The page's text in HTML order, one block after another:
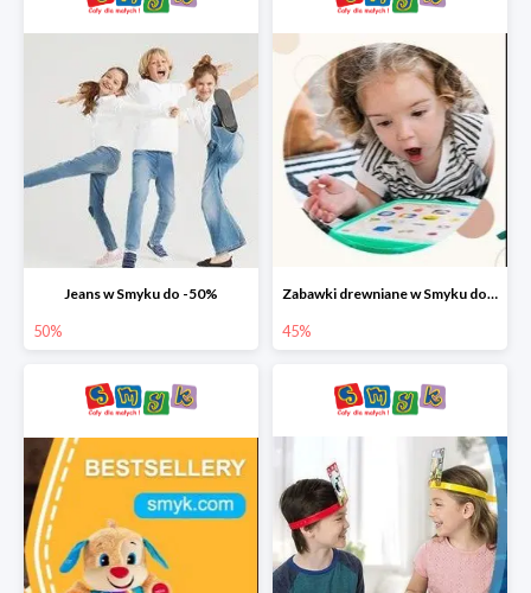
Jeans w Smyku do -50%
50%
Zabawki drewniane w Smyku do -45%
45%